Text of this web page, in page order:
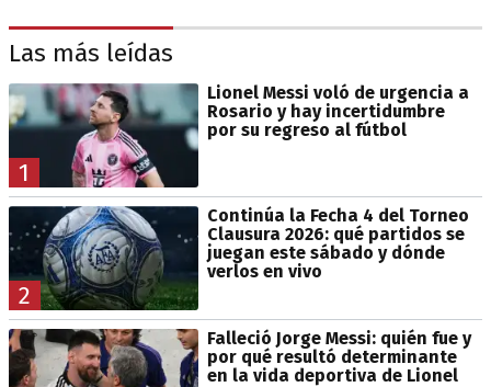
Las más leídas
1
Lionel Messi voló de urgencia a
Rosario y hay incertidumbre
por su regreso al fútbol
2
Continúa la Fecha 4 del Torneo
Clausura 2026: qué partidos se
juegan este sábado y dónde
verlos en vivo
Falleció Jorge Messi: quién fue y
por qué resultó determinante
en la vida deportiva de Lionel